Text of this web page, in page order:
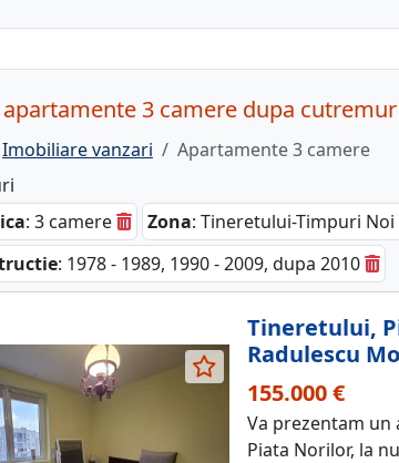
apartamente 3 camere dupa
Imobiliare vanzari
Apartamente 3 camere
: 3 camere Zona: Tineretului-Timpuri Noi
: 1978 - 1989, 1990 - 2009, dupa 2010
Tineretului,
Radulescu
155.000 €
Va prezentam
Piata Norilor, la